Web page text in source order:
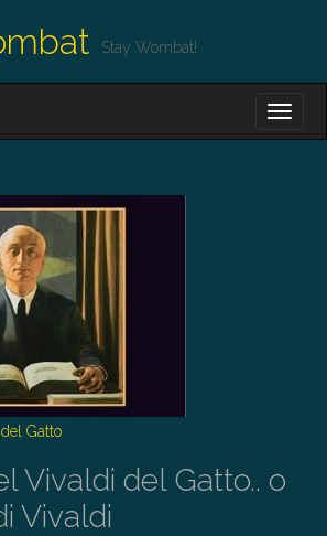
Stay Wombat!
del Gatto
Vivaldi del Gatto.. o
Vivaldi